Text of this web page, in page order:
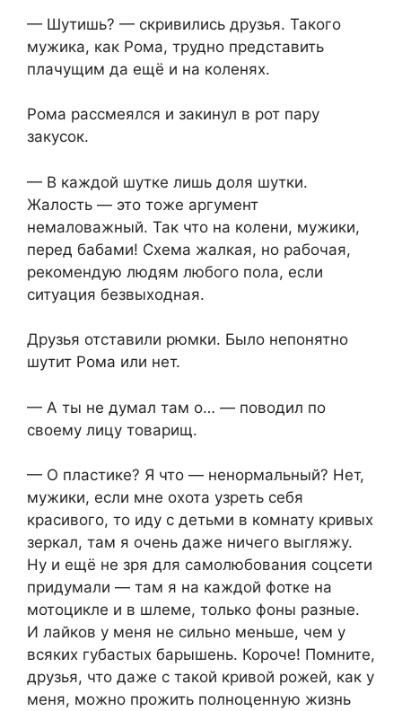
— Шутишь? — скривились друзья. Такого
мужика, как Рома, трудно представить
плачущим да ещё и на коленях.
Рома рассмеялся и закинул в рот пару
закусок.
— В каждой шутке лишь доля шутки.
Жалость — это тоже аргумент
немаловажный. Так что на колени, мужики,
перед бабами! Схема жалкая, но рабочая,
рекомендую людям любого пола, если
ситуация безвыходная.
Друзья отставили рюмки. Было непонятно
шутит Рома или нет.
— А ты не думал там о… — поводил по
своему лицу товарищ.
— О пластике? Я что — ненормальный? Нет,
мужики, если мне охота узреть себя
красивого, то иду с детьми в комнату кривых
зеркал, там я очень даже ничего выгляжу.
Ну и ещё не зря для самолюбования соцсети
придумали — там я на каждой фотке на
мотоцикле и в шлеме, только фоны разные.
И лайков у меня не сильно меньше, чем у
всяких губастых барышень. Короче! Помните,
друзья, что даже с такой кривой рожей, как у
меня, можно прожить полноценную жизнь